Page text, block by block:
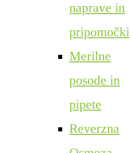
naprave in
pripomočki
Merilne
posode in
pipete
Reverzna